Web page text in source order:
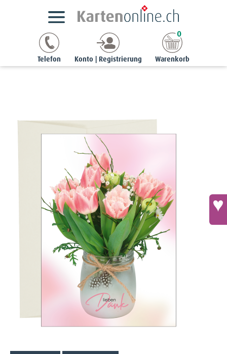
Telefon Konto | Registrierung Warenkorb
0
Ereigniskarte «lieben Dank» - Tulpenstrauss